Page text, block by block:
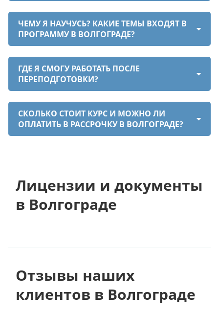
ЧЕМУ Я НАУЧУСЬ? КАКИЕ ТЕМЫ ВХОДЯТ В
ПРОГРАММУ В ВОЛГОГРАДЕ?
ГДЕ Я СМОГУ РАБОТАТЬ ПОСЛЕ
ПЕРЕПОДГОТОВКИ?
СКОЛЬКО СТОИТ КУРС И МОЖНО ЛИ
ОПЛАТИТЬ В РАССРОЧКУ В ВОЛГОГРАДЕ?
Лицензии и документы
в Волгограде
Отзывы наших
клиентов в Волгограде